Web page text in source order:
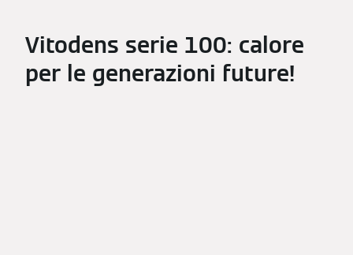
Vitodens serie 100: calore
per le generazioni future!